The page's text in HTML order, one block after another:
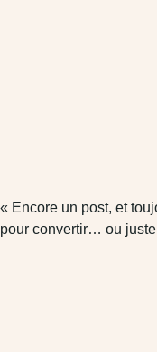
« Encore un post, et
pour convertir… ou